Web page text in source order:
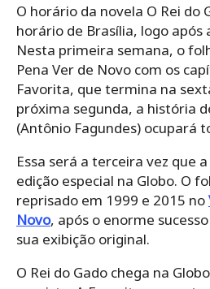
O horário da novela O Rei do
horário de Brasília, logo após
Nesta primeira semana, o
Pena Ver de Novo com os
Favorita, que termina na
próxima segunda, a história
(Antônio Fagundes) ocupará
Essa será a terceira vez que
edição especial na Globo. O
reprisado em 1999 e 2015 no
Novo, após o enorme
sua exibição original.
O Rei do Gado chega na